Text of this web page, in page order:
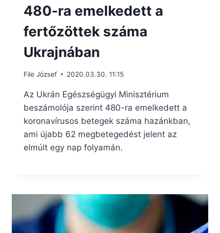
480-ra emelkedett a
fertőzöttek száma
Ukrajnában
File József 2020.03.30. 11:15
Az Ukrán Egészségügyi Minisztérium
beszámolója szerint 480-ra emelkedett a
koronavírusos betegek száma hazánkban,
ami újabb 62 megbetegedést jelent az
elmúlt egy nap folyamán.